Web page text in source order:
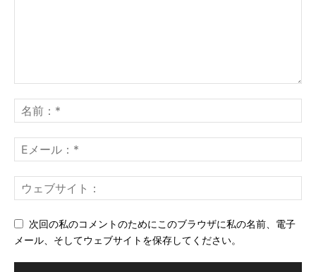
次回の私のコメントのためにこのブラウザに私の名前、電子
メール、そしてウェブサイトを保存してください。